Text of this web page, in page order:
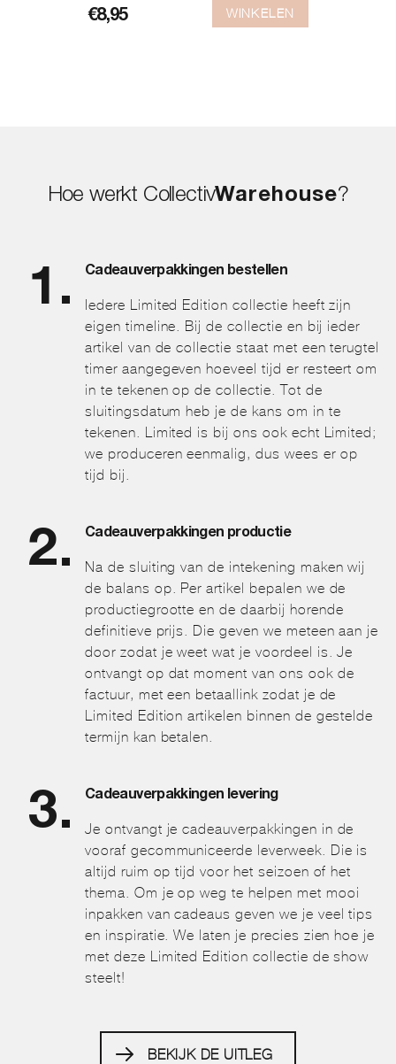
€8,95 WINKELEN
Hoe werkt CollectivWarehouse?
Cadeauverpakkingen bestellen
Iedere Limited Edition collectie heeft zijn
eigen timeline. Bij de collectie en bij ieder
artikel van de collectie staat met een terugtel
timer aangegeven hoeveel tijd er resteert om
in te tekenen op de collectie. Tot de
sluitingsdatum heb je de kans om in te
tekenen. Limited is bij ons ook echt Limited;
we produceren eenmalig, dus wees er op
tijd bij.
Cadeauverpakkingen productie
Na de sluiting van de intekening maken wij
de balans op. Per artikel bepalen we de
productiegrootte en de daarbij horende
definitieve prijs. Die geven we meteen aan je
door zodat je weet wat je voordeel is. Je
ontvangt op dat moment van ons ook de
factuur, met een betaallink zodat je de
Limited Edition artikelen binnen de gestelde
termijn kan betalen.
Cadeauverpakkingen levering
Je ontvangt je cadeauverpakkingen in de
vooraf gecommuniceerde leverweek. Die is
altijd ruim op tijd voor het seizoen of het
thema. Om je op weg te helpen met mooi
inpakken van cadeaus geven we je veel tips
en inspiratie. We laten je precies zien hoe je
met deze Limited Edition collectie de show
steelt!
BEKIJK DE UITLEG